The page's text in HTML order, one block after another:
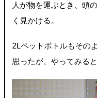
人が物を運ぶとき、頭
く見かける。
2Lペットボトルもその
思ったが、やってみる